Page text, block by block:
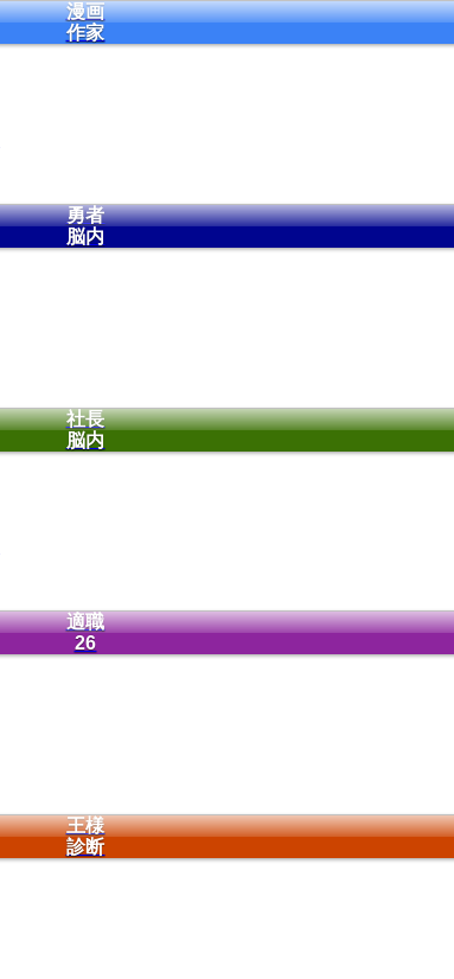
漫画
作家
勇者
脳内
社長
脳内
適職
26
王様
診断